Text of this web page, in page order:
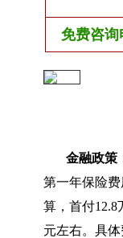
免费咨询
金融政策
第一年保险
算，首付12.8
元左右。具体